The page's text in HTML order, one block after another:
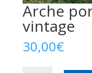
Arche
vintage
30,00€